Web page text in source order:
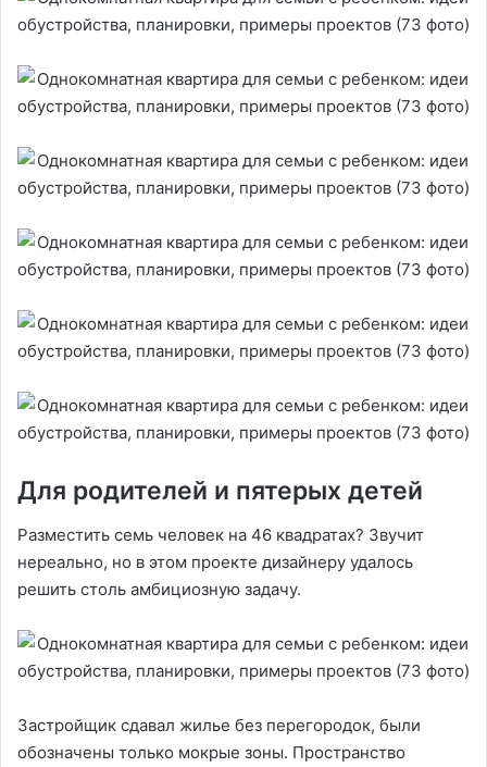
Для родителей и пятерых детей
Разместить семь человек на 46 квадратах? Звучит
нереально, но в этом проекте дизайнеру удалось
решить столь амбициозную задачу.
Застройщик сдавал жилье без перегородок, были
обозначены только мокрые зоны. Пространство